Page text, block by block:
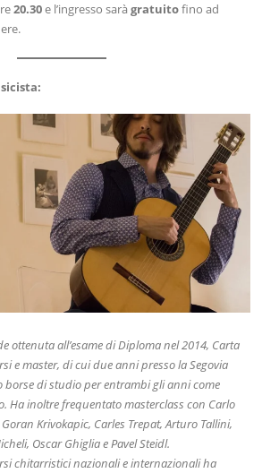
20.30e l’ingresso saràgratuitofino ad
ottenuta all’esame di Diploma nel 2014, Carta
e master, di cui due anni presso la Segovia
borse di studio per entrambi gli anni come
Ha inoltre frequentato masterclass con Carlo
Krivokapic, Carles Trepat, Arturo Tallini,
Oscar Ghiglia e Pavel Steidl.
chitarristici nazionali e internazionali ha